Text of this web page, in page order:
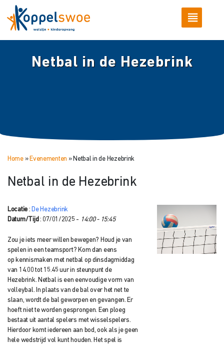
Netbal in de Hezebrink
Home» Evenementen » Netbal in de Hezebrink
Netbal in de Hezebrink
Locatie : De Hezebrink
Datum/Tijd : 07/01/2025 - 14:00 - 15:45
Zou je iets meer willen bewegen? Houd je van
spelen in een teamsport? Kom dan eens
op kennismaken met netbal op dinsdagmiddag
van 14.00 tot 15.45 uur in steunpunt de
Hezebrink. Netbal is een eenvoudige vorm van
volleybal. I n plaats van de bal over het net te
slaan, wordt de bal geworpen en gevangen. Er
hoeftniet te worden gesprongen. Een ploeg
bestaat uit aantal spelers met wisselspelers.
Hierdoor komt iedereen aan bod, ook als je geen
hele wedstrijd vol kunt houden. Het spel is